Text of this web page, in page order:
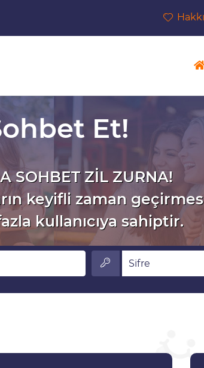
Et!
SOHBET ZİL ZURNA!
keyifli zaman
kullanıcıya sahiptir.
Sifre